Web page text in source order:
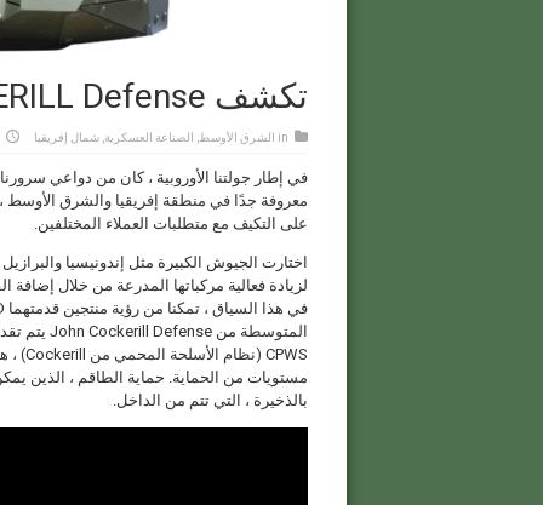
تكشف John COCKERILL Defense عن أحدث منتجاتها
in الشرق الأوسط الصناعة العسكرية ,شمال إفريقيا
معروفة جدًا في منطقة إفريقيا والشرق الأوسط ،
على التكيف مع متطلبات العملاء المختلفين.
لزيادة فعالية مركباتها المدرعة من خلال إضافة
المتوسطة من John Cockerill Defense يتم تقديمها في السوق.
مستويات من الحماية. حماية الطاقم ، الذين
بالذخيرة ، التي تتم من الداخل.